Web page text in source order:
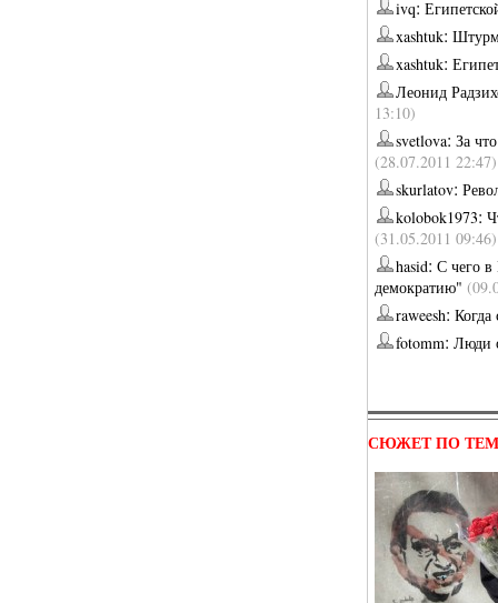
ivq:
xashtuk: Штурм
xashtuk:
Леонид
13:10)
svetlova: За
(28.07.2011 22:47)
skurlatov:
kolobok1973:
(31.05.2011 09:46)
hasid: С чего в
демократию"
raweesh:
fotomm: Люди
СЮЖЕТ ПО